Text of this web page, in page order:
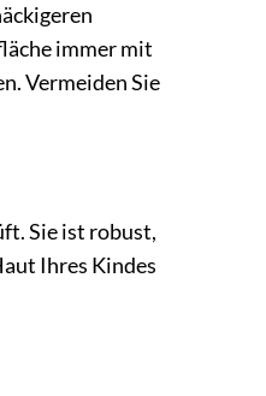
immer mit
Vermeiden Sie
Sie ist robust,
Ihres Kindes